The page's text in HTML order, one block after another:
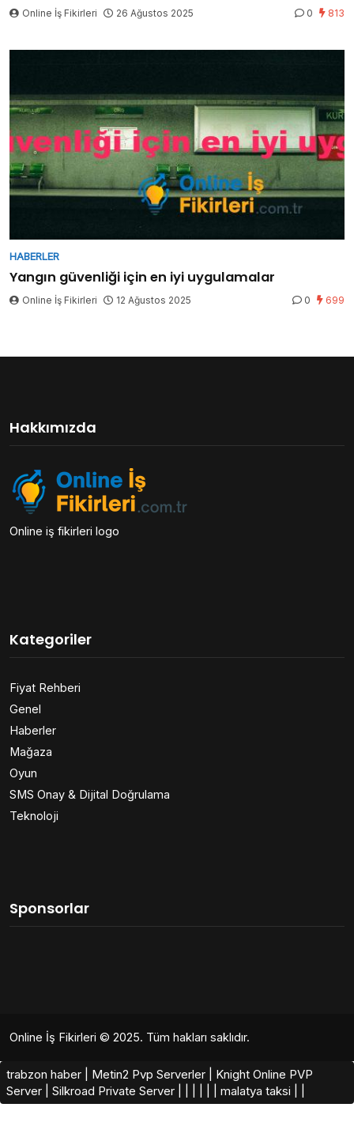
Online İş Fikirleri 26 Ağustos 2025 0 813
HABERLER
Yangın güvenliği için en iyi uygulamalar
Online İş Fikirleri 12 Ağustos 2025 0 699
Hakkımızda
Online iş fikirleri logo
Kategoriler
Fiyat Rehberi
Genel
Haberler
Mağaza
Oyun
SMS Onay & Dijital Doğrulama
Teknoloji
Sponsorlar
Online İş Fikirleri © 2025. Tüm hakları saklıdır.
trabzon haber Metin2 Pvp Serverler
Knight Online PVP
Server
Silkroad Private Server​ malatya taksi